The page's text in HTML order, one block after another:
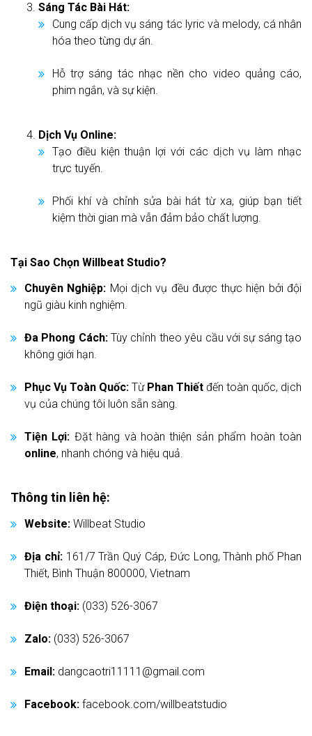
Sáng Tác Bài Hát:
Cung cấp dịch vụ sáng tác lyric và melody, cá nhân
hóa theo từng dự án.
Hỗ trợ sáng tác nhạc nền cho video quảng cáo,
phim ngắn, và sự kiện.
Dịch Vụ Online:
Tạo điều kiện thuận lợi với các dịch vụ làm nhạc
trực tuyến.
Phối khí và chỉnh sửa bài hát từ xa, giúp bạn tiết
kiệm thời gian mà vẫn đảm bảo chất lượng.
Tại Sao Chọn Willbeat Studio?
Chuyên Nghiệp: Mọi dịch vụ đều được thực hiện bởi đội
ngũ giàu kinh nghiệm.
Đa Phong Cách:Tùy chỉnh theo yêu cầu với sự sáng tạo
không giới hạn.
Phục Vụ Toàn Quốc: Từ Phan Thiết đến toàn quốc, dịch
vụ của chúng tôi luôn sẵn sàng.
Tiện Lợi: Đặt hàng và hoàn thiện sản phẩm hoàn toàn
online, nhanh chóng và hiệu quả.
Thông tin liên hệ:
Website: Willbeat Studio
Địa chỉ:161/7 Trần Quý Cáp, Đức Long, Thành phố Phan
Thiết, Bình Thuận 800000, Vietnam
Điện thoại: (033) 526-3067
Zalo: (033) 526-3067
Email: dangcaotri11111@gmail.com
Facebook: facebook.com/willbeatstudio